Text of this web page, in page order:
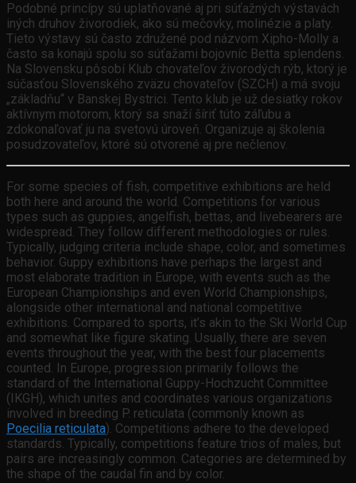
Podobné princípy sú uplatňované aj pri súťažných výstavách
iných druhov živorodiek, ako sú mečovky, molinézie a platy.
Tieto výstavy sú často združené pod názvom Xipho-Molly a
často sa konajú spolu so súťažami bojovníc Betta splendens.
Na Slovensku pôsobí Klub chovateľov živorodých rýb, ktorý je
súčasťou Slovenského zväzu chovateľov (SZCH) a má svoju
„základňu“ v Banskej Bystrici. Tento klub je už desiatky rokov
aktívnym motorom, ktorý sa snaží šíriť túto záľubu a
zdokonaľovať ju na svetovú úroveň. Organizuje aj školenia
posudzovateľov, ktoré sú otvorené aj pre nečlenov.
For some species of fish, competitive exhibitions are held
both here and around the world. Competitions for various
types such as guppies, angelfish, bettas, and livebearers are
widespread. They follow different methodologies or rules.
Typically, judging criteria include shape, color, and sometimes
behavior. Guppy exhibitions have perhaps the largest and
most elaborate tradition in Europe, with events such as the
European Championships and even World Championships,
alongside other international and national competitive
exhibitions. Compared to sports, it’s akin to the Ski World Cup
and somewhat like figure skating. Usually, there are seven
events throughout the year, with the best four placements
counted. In Europe, progression primarily follows the
standard of the International Guppy-Hochzucht Committee
(IKGH), which unites and coordinates various organizations
involved in breeding P. reticulata (commonly known as
Poecilia reticulata). Competitions adhere to the developed
standards. Typically, competitions feature trios of males, but
pairs are increasingly common. Categories are determined by
the shape of the caudal fin and by color.